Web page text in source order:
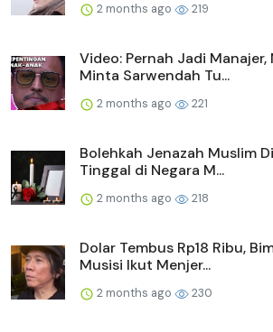
2 months ago 219
Video: Pernah Jadi Manajer,
Minta Sarwendah Tu...
2 months ago 221
Bolehkah Jenazah Muslim
Tinggal di Negara M...
2 months ago 218
Dolar Tembus Rp18 Ribu,
Musisi Ikut Menjer...
2 months ago 230